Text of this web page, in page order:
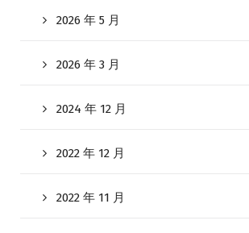
2026 年 5 月
2026 年 3 月
2024 年 12 月
2022 年 12 月
2022 年 11 月